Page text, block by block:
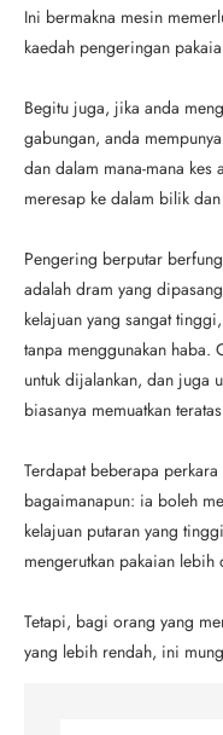
Ini bermakna mesin
kaedah pengeringan
Begitu juga, jika anda
gabungan, anda
dan dalam mana-mana
meresap ke dalam bilik
Pengering berputar
adalah dram yang
kelajuan yang sangat
tanpa menggunakan
untuk dijalankan, dan juga
biasanya memuatkan
Terdapat beberapa
bagaimanapun: ia boleh
kelajuan putaran yang
mengerutkan pakaian
Tetapi, bagi orang yang
yang lebih rendah, ini